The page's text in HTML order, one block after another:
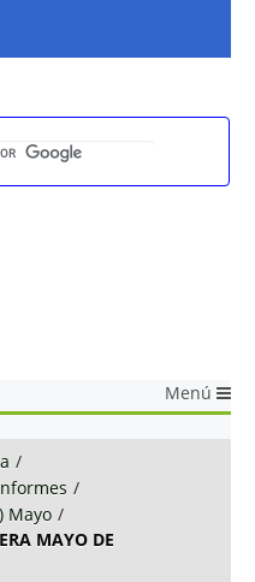
Menú
/
/
Mayo /
MAYO DE